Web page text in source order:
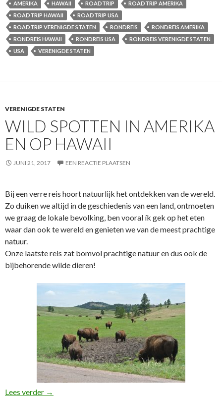
AMERIKA HAWAII ROADTRIP
ROADTRIP AMERIKA
ROADTRIP HAWAII
ROADTRIP USA
ROADTRIP VERENIGDE STATEN
RONDREIS
RONDREIS AMERIKA
RONDREIS HAWAII
RONDREIS USA
RONDREIS VERENIGDE STATEN
USA
VERENIGDE STATEN
VERENIGDE STATEN
WILD SPOTTEN IN AMERIKA
EN OP HAWAII
JUNI 21, 2017 EEN REACTIE PLAATSEN
Bij een verre reis hoort natuurlijk het ontdekken van de wereld.
Zo duiken we altijd in de geschiedenis van een land, ontmoeten
we graag de lokale bevolking, ben vooral ík gek op het eten
waar dan ook te wereld en genieten we van de meest prachtige
natuur.
Onze laatste reis zat bomvol prachtige natuur en dus ook de
bijbehorende wilde dieren!
Lees verder Wild spotten in Amerika en op Hawaii
→